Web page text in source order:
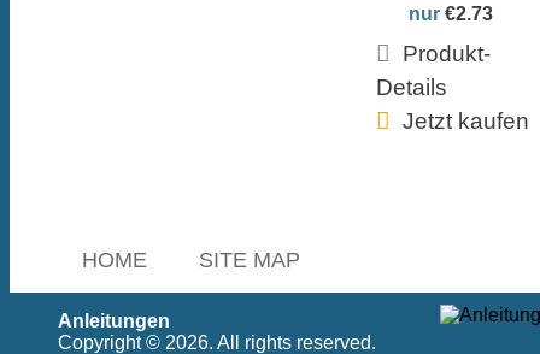
nur €2.73
Produkt-
Details
Jetzt kaufen
HOME SITE MAP
Anleitungen
Copyright © 2026. All rights reserved.